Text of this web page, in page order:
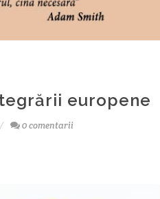
europene
0 comentarii